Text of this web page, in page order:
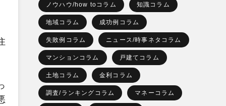
ノウハウ/how toコラム 知識コラム
地域コラム 成功例コラム
失敗例コラム ニュース/時事ネタコラム
マンションコラム 戸建てコラム
土地コラム 金利コラム
調査/ランキングコラム マネーコラム